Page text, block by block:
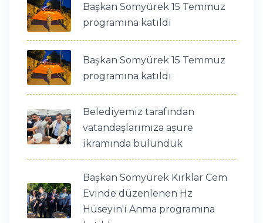
Başkan Somyürek 15 Temmuz
programına katıldı
Başkan Somyürek 15 Temmuz
programına katıldı
Belediyemiz tarafından
vatandaşlarımıza aşure
ikramında bulunduk
Başkan Somyürek Kırklar Cem
Evinde düzenlenen Hz
Hüseyin'i Anma programına